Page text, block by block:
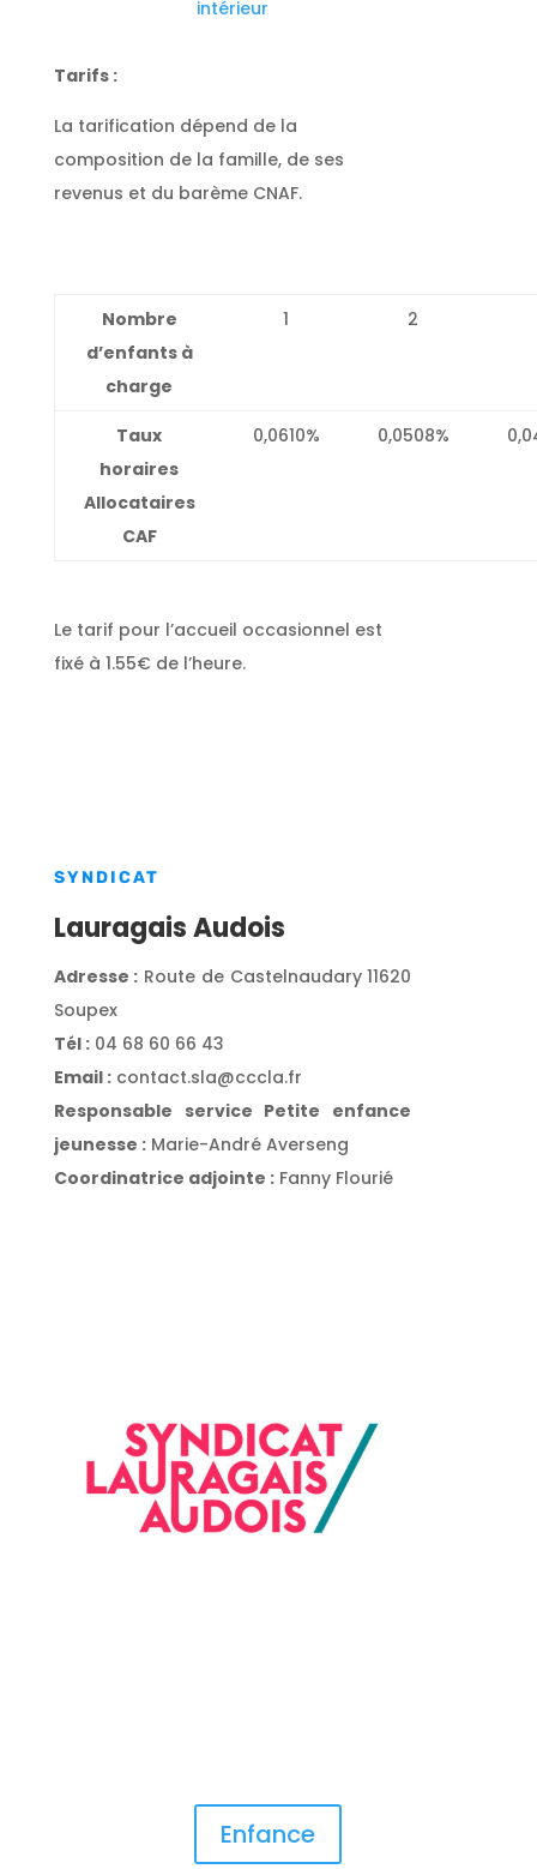
intérieur
Tarifs :
La tarification dépend de la
composition de la famille, de ses
revenus et du barème CNAF.
Nombre
d’enfants à
charge
1 2
Taux
horaires
Allocataires
CAF
0,0610% 0,0508%
Le tarif pour l’accueil occasionnel est
fixé à 1.55€ de l’heure.
SYNDICAT
Lauragais Audois
Adresse : Route de Castelnaudary 11620
Soupex
Tél :04 68 60 66 43
Email :contact.sla@cccla.fr
Responsable service Petite enfance
jeunesse :Marie-André Averseng
Coordinatrice adjointe :Fanny Flourié
Enfance